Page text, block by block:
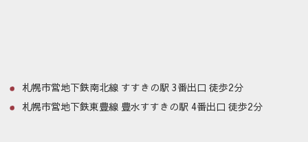
札幌市営地下鉄南北線 すすきの駅 3番出口 徒歩2分
札幌市営地下鉄東豊線 豊水すすきの駅 4番出口 徒歩2分